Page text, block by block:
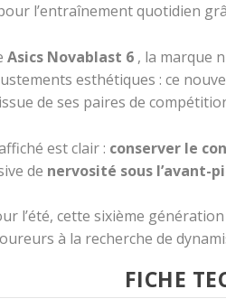
l’entraînement quotidien
Asics Novablast 6 , la marque
esthétiques : ce
de ses paires de
est clair : conserver le
de nervosité sous l’avant-
l’été, cette sixième
à la recherche de
FICHE